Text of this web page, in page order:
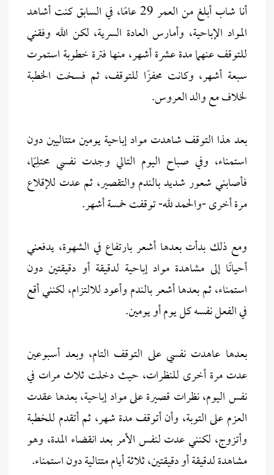
أنا شاب أبلغ من العمر 29 عامًا، في السابق كنت أشاهد
المواد الإباحية، وأمارس العادة السرية، لكن الله وفقني
للتوقف عنهما مدة عشرة أشهر، منها فترة خطوبة استمرت
سبعة أشهر، وكانت محفزًا للتوقف، ثم فسخت الخطبة
لخلاف مع والد العروس.
بعد هذا التوقف شاهدت مواد إباحية يومين متتاليين دون
استمناء، وفي صباح اليوم التالي وجدت نفسي محتلِمًا،
فأصابني شعور شديد بالندم والتقصير، ثم عدت للإقلاع
مرة أخرى -والحمد لله- توقفت خمسة أشهر.
ومع ذلك بدأت بعدها أشعر بارتفاع في الشهوة، يدفعني
أحيانًا إلى مشاهدة مواد إباحية لدقيقة أو دقيقتين دون
استمناء، ثم بعدها أشعر بالندم وأعود للالتزام، لكنني أقع
في الفعل نفسه كل يوم أو يومين.
بعدها عاهدت نفسي على التوقف التام، وبعد أسبوعين
عدت مرة أخرى للنظرات، حيث دخلت ثلاث مرات في
نفس اليوم، نظرات قصيرة على مواد إباحية، بعدها عقدت
العزم على التوبة، وأن أتوقف مدة شهر، ثم أتقدم للخطبة
وأتزوج، لكنني عدت لنفس الأمر بعد انقضاء المدة، وهو
مشاهدة لدقيقة أو دقيقتين، ثلاثة أيام متتالية دون استمناء.